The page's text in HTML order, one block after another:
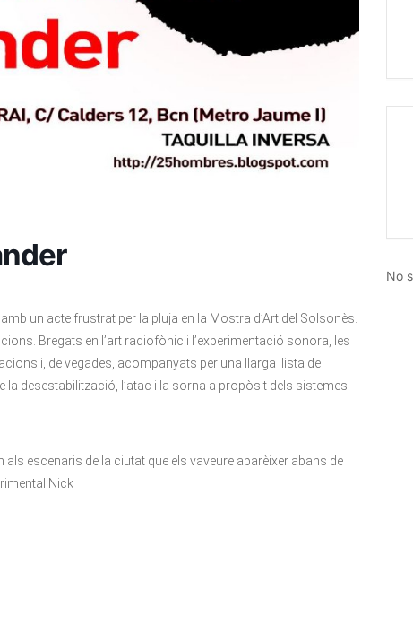
un acte frustrat per la pluja en la Mostra d’Art del Solsonès.
Bregats en l’art radiofònic i l’experimentació sonora, les
i, de vegades, acompanyats per una llarga llista de
la desestabilització, l’atac i la sorna a propòsit dels sistemes
escenaris de la ciutat que els vaveure aparèixer abans de
Nick
No